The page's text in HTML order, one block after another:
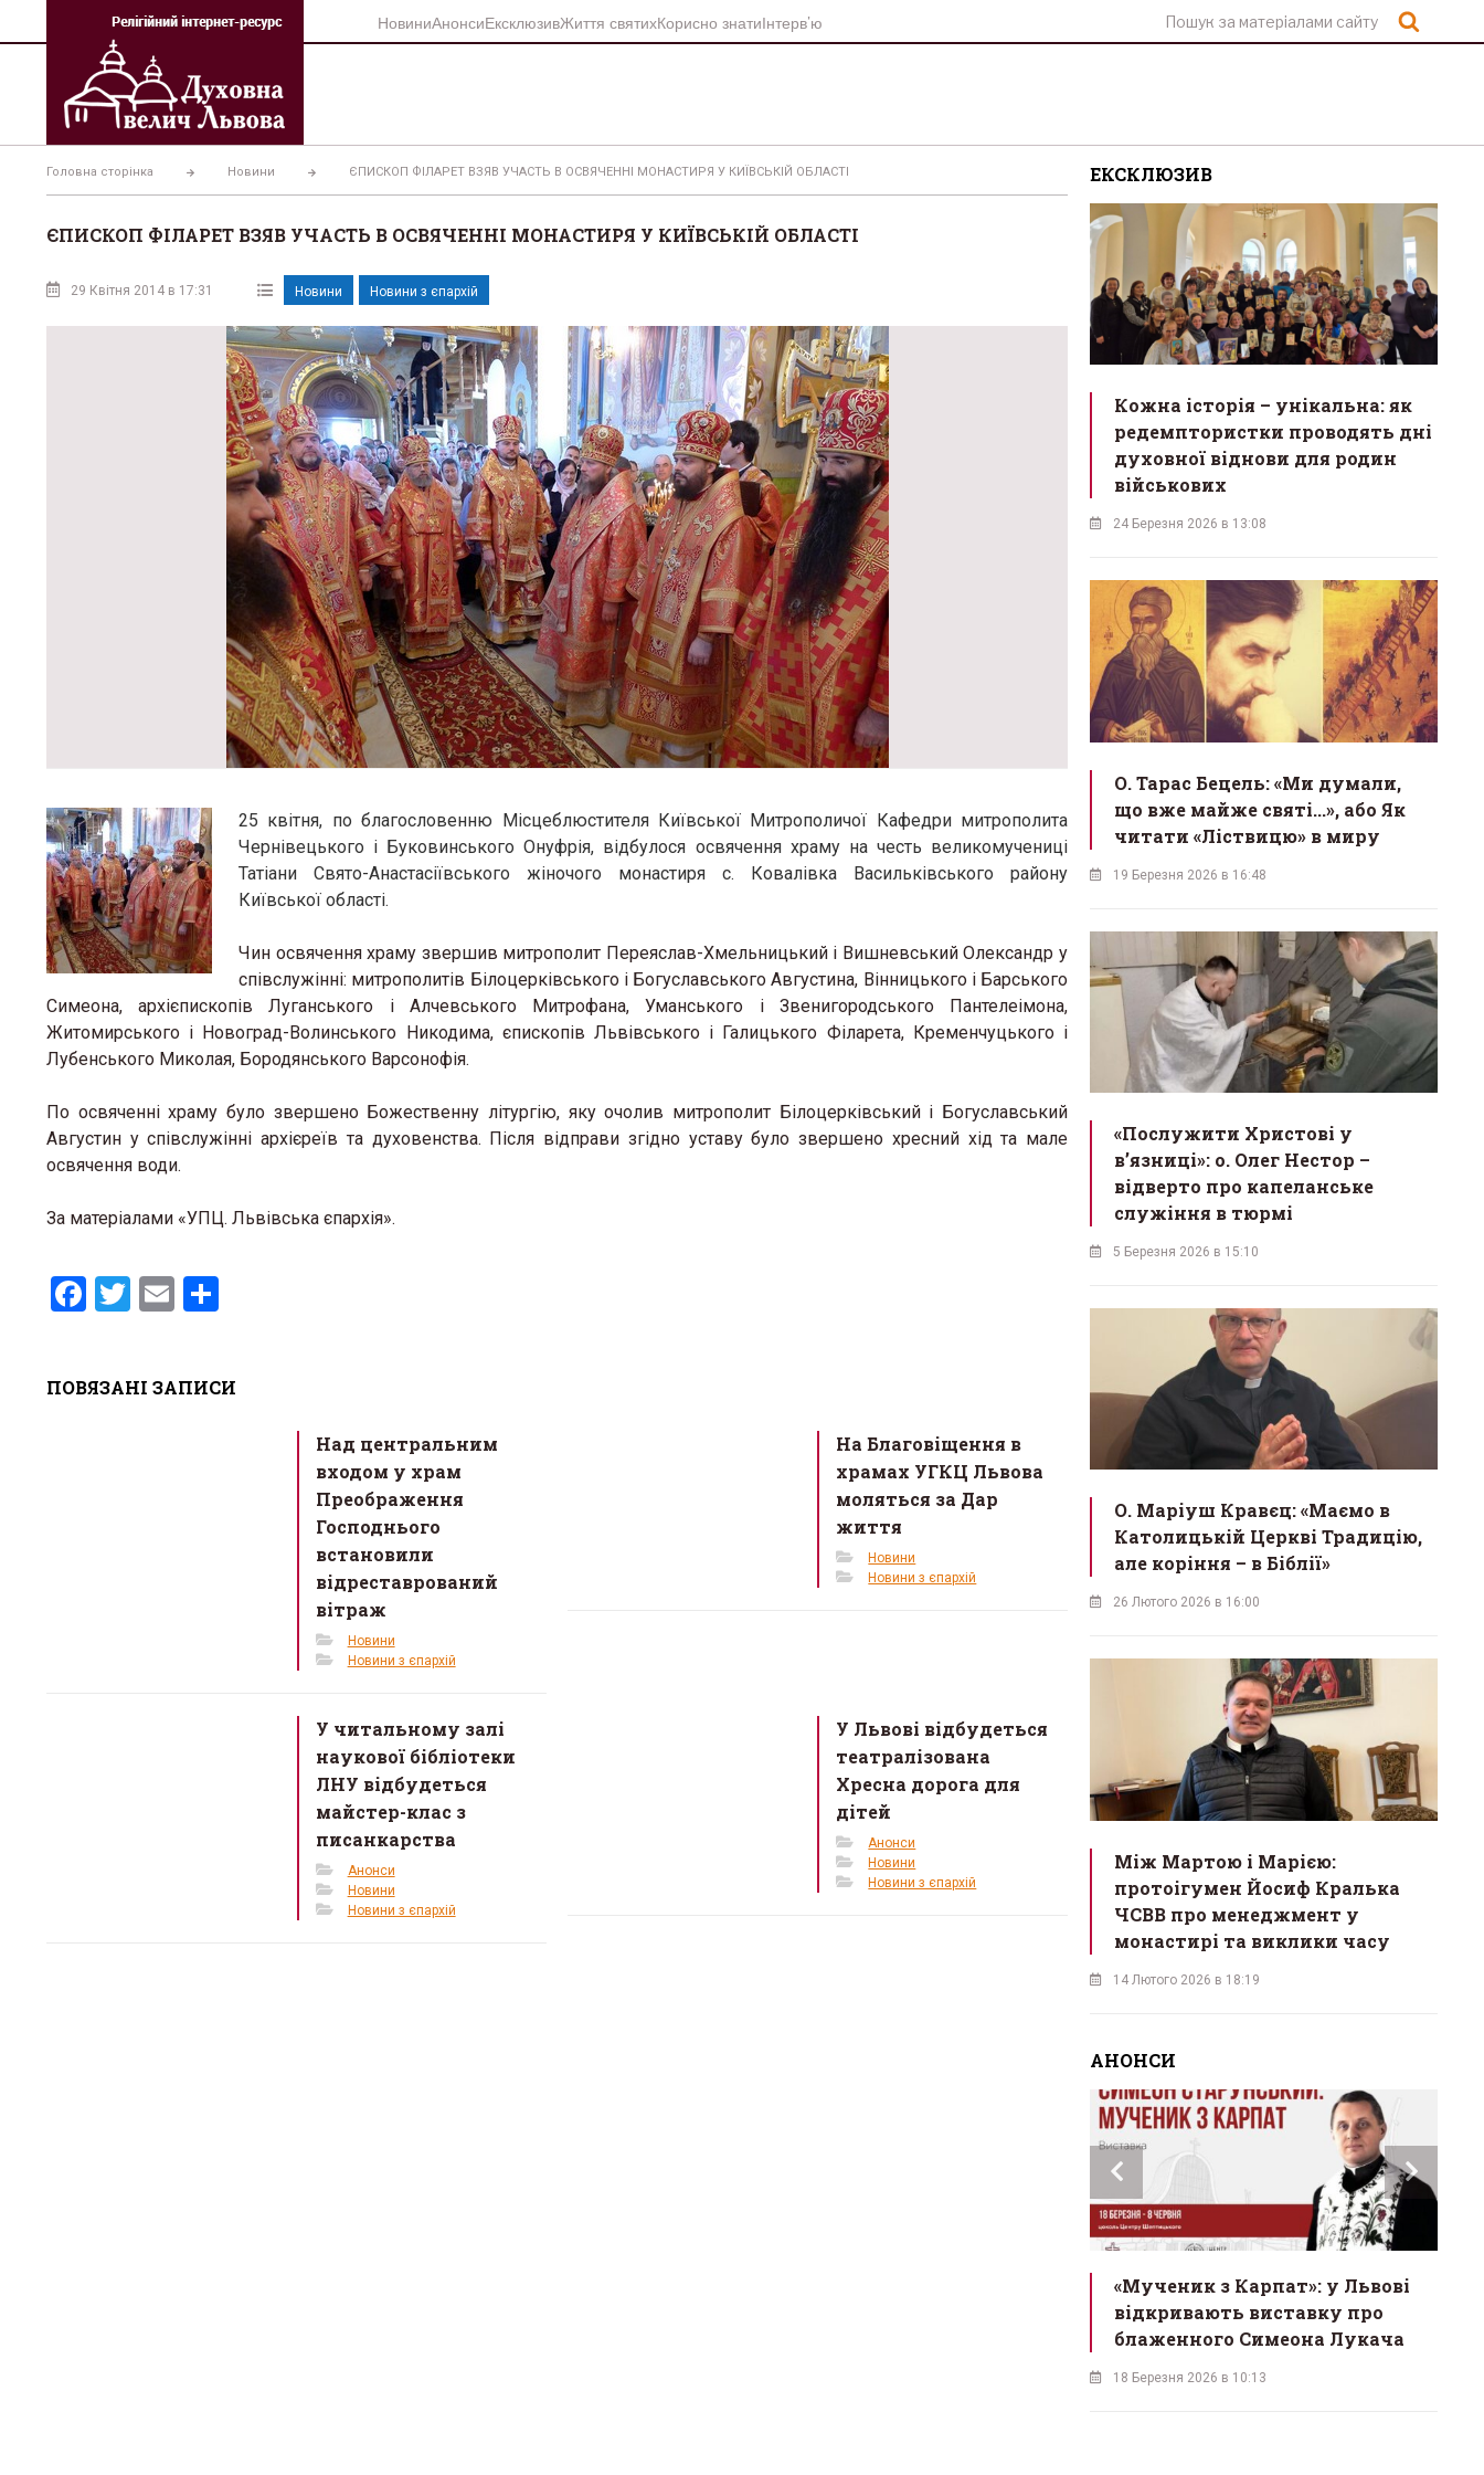
вмісту
НовиниАнонсиЕксклюзивЖиття святихКорисно знатиІнтерв’ю
Головна сторінка Новини ЄПИСКОП ФІЛАРЕТ ВЗЯВ УЧАСТЬ В ОСВЯЧЕННІ МОНАСТИРЯ У КИЇВСЬКІЙ ОБЛАСТІ
ЄПИСКОП ФІЛАРЕТ ВЗЯВ УЧАСТЬ В ОСВЯЧЕННІ МОНАСТИРЯ У КИЇВСЬКІЙ ОБЛАСТІ
29 Квітня 2014 в 17:31 Новини Новини з єпархій
25 квітня, по благословенню Місцеблюстителя Київської Митрополичої Кафедри митрополита
Чернівецького і Буковинського Онуфрія, відбулося освячення храму на честь великомучениці
Татіани Свято-Анастасіївського жіночого монастиря с. Ковалівка Васильківського району
Київської області.
Чин освячення храму звершив митрополит Переяслав-Хмельницький і Вишневський Олександр у
співслужінні: митрополитів Білоцерківського і Богуславського Августина, Вінницького і Барського
Симеона, архієпископів Луганського і Алчевського Митрофана, Уманського і Звенигородського Пантелеімона,
Житомирського і Новоград-Волинського Никодима, єпископів Львівського і Галицького Філарета, Кременчуцького і
Лубенського Миколая, Бородянського Варсонофія.
По освяченні храму було звершено Божественну літургію, яку очолив митрополит Білоцерківський і Богуславський
Августин у співслужінні архієреїв та духовенства. Після відправи згідно уставу було звершено хресний хід та мале
освячення води.
За матеріалами «УПЦ. Львівська єпархія».
F
b
T
er
E
e
ПОВЯЗАНІ ЗАПИСИ
Над центральним
входом у храм
Преображення
Господнього
встановили
відреставрований
вітраж
Новини
Новини з єпархій
На Благовіщення в
храмах УГКЦ Львова
моляться за Дар
життя
Новини
Новини з єпархій
У читальному залі
наукової бібліотеки
ЛНУ відбудеться
майстер-клас з
писанкарства
Анонси
Новини
Новини з єпархій
У Львові відбудеться
театралізована
Хресна дорога для
дітей
Анонси
Новини
Новини з єпархій
ЕКСКЛЮЗИВ
Кожна історія – унікальна: як
редемптористки проводять дні
духовної віднови для родин
військових
24 Березня 2026 в 13:08
О. Тарас Бецель: «Ми думали,
що вже майже святі...», або Як
читати «Ліствицю» в миру
19 Березня 2026 в 16:48
«Послужити Христові у
вʼязниці»: о. Олег Нестор –
відверто про капеланське
служіння в тюрмі
5 Березня 2026 в 15:10
О. Маріуш Кравєц: «Маємо в
Католицькій Церкві Традицію,
але коріння – в Біблії»
26 Лютого 2026 в 16:00
Між Мартою і Марією:
протоігумен Йосиф Кралька
ЧСВВ про менеджмент у
монастирі та виклики часу
14 Лютого 2026 в 18:19
АНОНСИ
«Мученик з Карпат»: у Львові
відкривають виставку про
блаженного Симеона Лукача
18 Березня 2026 в 10:13